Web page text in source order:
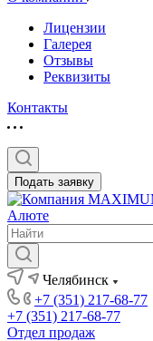
Лицензии
Галерея
Отзывы
Реквизиты
Контакты
Подать заявку
Челябинск
+7 (351) 217-68-77
+7 (351) 217-68-77
Отдел продаж